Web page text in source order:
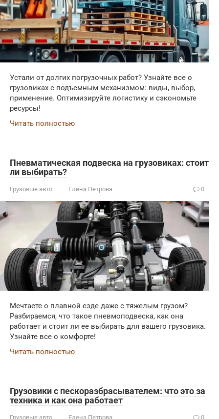
Устали от долгих погрузочных работ? Узнайте все о
грузовиках с подъемным механизмом: виды, выбор,
применение. Оптимизируйте логистику и сэкономьте
ресурсы!
Читать полностью
Пневматическая подвеска на грузовиках: стоит
ли выбирать?
Грузовые авто Елена Петрова 0
Мечтаете о плавной езде даже с тяжелым грузом?
Разбираемся, что такое пневмоподвеска, как она
работает и стоит ли ее выбирать для вашего грузовика.
Узнайте все о комфорте!
Читать полностью
Грузовики с пескоразбрасывателем: что это за
техника и как она работает
Грузовые авто Елена Петрова 0